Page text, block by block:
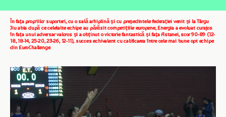
În faţa propriilor suporteri, cu o sală arhiplină şi cu preşedintele federaţiei venit şi la Târgu
Jiu abia după ce celelalte echipe au părăsit competiţiile europene, Energia a evoluat curajos
în faţa unui adversar valoros şi a obţinut o victorie fantastică şi faţa Astanei, scor 90-89 (12-
18, 18-14, 25-20, 23-26, 12-11), succes echivalent cu calificarea între cele mai bune opt echipe
din EuroChallenge.